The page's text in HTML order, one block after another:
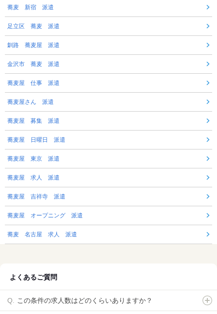
蕎麦 新宿 派遣
足立区 蕎麦 派遣
釧路 蕎麦屋 派遣
金沢市 蕎麦 派遣
蕎麦屋 仕事 派遣
蕎麦屋さん 派遣
蕎麦屋 募集 派遣
蕎麦屋 日曜日 派遣
蕎麦屋 東京 派遣
蕎麦屋 求人 派遣
蕎麦屋 吉祥寺 派遣
蕎麦屋 オープニング 派遣
蕎麦 名古屋 求人 派遣
よくあるご質問
この条件の求人数はどのくらいありますか？